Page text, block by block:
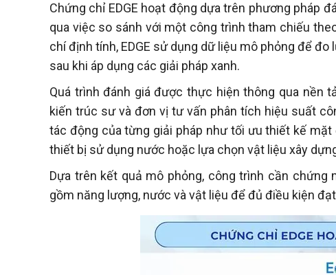
Chứng chỉ EDGE hoạt động dựa trên phương pháp
qua việc so sánh với một công trình tham chiếu
chí định tính, EDGE sử dụng dữ liệu mô phỏng để
sau khi áp dụng các giải pháp xanh.
Quá trình đánh giá được thực hiện thông qua nền
kiến trúc sư và đơn vị tư vấn phân tích hiệu suất
tác động của từng giải pháp như tối ưu thiết kế
thiết bị sử dụng nước hoặc lựa chọn vật liệu xây
Dựa trên kết quả mô phỏng, công trình cần
gồm năng lượng, nước và vật liệu để đủ điều kiện